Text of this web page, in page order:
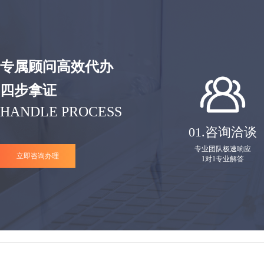
专属顾问高效代办
四步拿证
HANDLE PROCESS
立即咨询办理
01.咨询洽谈
专业团队极速响应
1对1专业解答